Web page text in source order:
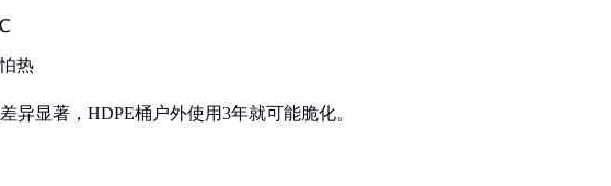
热
异显著，HDPE桶户外使用3年就可能脆化。